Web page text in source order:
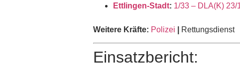
Ettlingen-Stadt: 1/33 – DLA(K) 23/
Weitere Kräfte: Polizei Rettungsdienst
Einsatzbericht: